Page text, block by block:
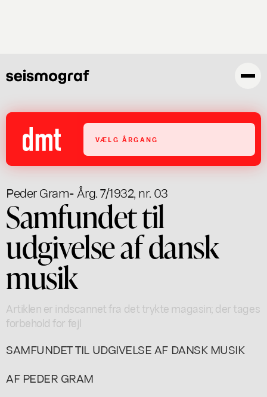
VÆLG ÅRGANG
Peder Gram- Årg. 7/1932, nr. 03
Samfundet til
udgivelse af dansk
musik
Artiklen er indscannet fra det trykte magasin; der tages
forbehold for fejl
SAMFUNDET TIL UDGIVELSE AF DANSK MUSIK
AF PEDER GRAM